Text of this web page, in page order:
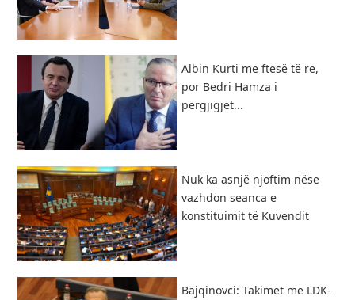
Albin Kurti me ftesë të re,
por Bedri Hamza i
përgjigjet...
Nuk ka asnjë njoftim nëse
vazhdon seanca e
konstituimit të Kuvendit
Bajqinovci: Takimet me LDK-